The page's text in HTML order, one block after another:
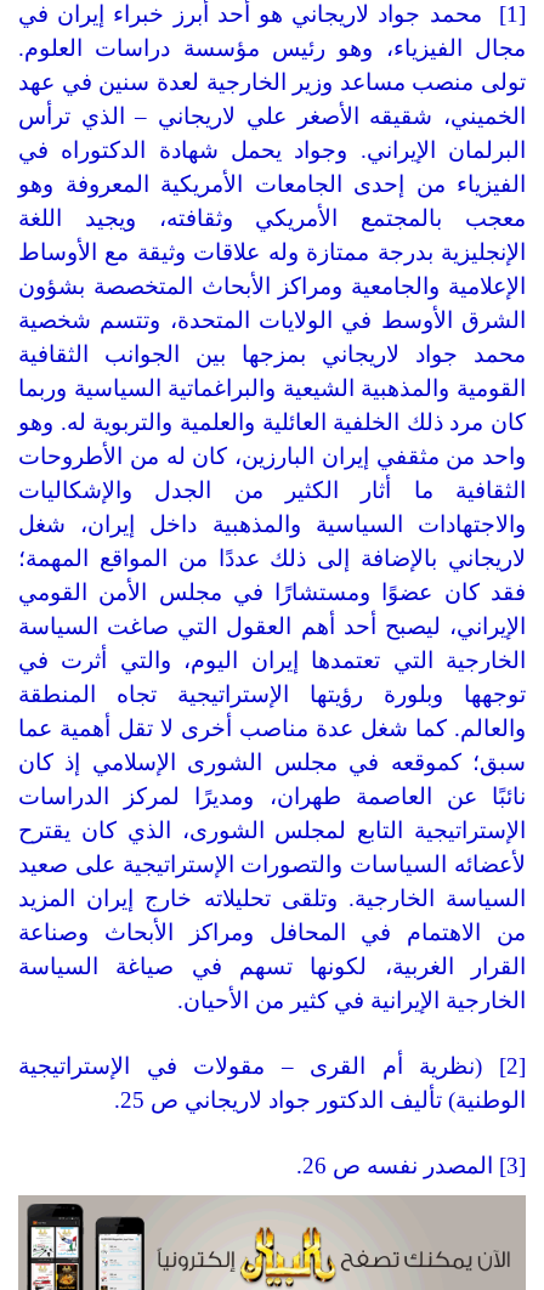
[1]
محمد جواد لاريجاني هو أحد أبرز خبراء إيران في
مجال الفيزياء، وهو رئيس مؤسسة دراسات العلوم.
تولى منصب مساعد وزير الخارجية لعدة سنين في عهد
الخميني، شقيقه الأصغر علي لاريجاني –
الذي ترأس
البرلمان الإيراني. وجواد يحمل شهادة الدكتوراه في
الفيزياء من إحدى الجامعات الأمريكية المعروفة وهو
معجب بالمجتمع الأمريكي وثقافته، ويجيد اللغة
الإنجليزية بدرجة ممتازة وله علاقات وثيقة مع الأوساط
الإعلامية والجامعية ومراكز الأبحاث المتخصصة بشؤون
الشرق الأوسط في الولايات المتحدة، وتتسم شخصية
محمد جواد لاريجاني بمزجها بين الجوانب الثقافية
القومية والمذهبية الشيعية والبراغماتية السياسية وربما
كان مرد ذلك الخلفية العائلية والعلمية والتربوية له. وهو
واحد من مثقفي إيران البارزين، كان له من الأطروحات
الثقافية ما أثار الكثير من الجدل والإشكاليات
والاجتهادات السياسية والمذهبية داخل إيران، شغل
لاريجاني بالإضافة إلى ذلك عددًا من المواقع المهمة؛
فقد كان عضوًا ومستشارًا في مجلس الأمن القومي
الإيراني، ليصبح أحد أهم العقول التي صاغت السياسة
الخارجية التي تعتمدها إيران اليوم، والتي أثرت في
توجهها وبلورة رؤيتها الإستراتيجية تجاه المنطقة
والعالم. كما شغل عدة مناصب أخرى لا تقل أهمية عما
سبق؛ كموقعه في مجلس الشورى الإسلامي إذ كان
نائبًا عن العاصمة طهران، ومديرًا لمركز الدراسات
الإستراتيجية التابع لمجلس الشورى، الذي كان يقترح
لأعضائه السياسات والتصورات الإستراتيجية على صعيد
السياسة الخارجية. وتلقى تحليلاته خارج إيران المزيد
من الاهتمام في المحافل ومراكز الأبحاث وصناعة
القرار الغربية، لكونها تسهم في صياغة السياسة
الخارجية الإيرانية في كثير من الأحيان.
[2] ( نظرية أم القرى– مقولات في الإستراتيجية
الوطنية) تأليف الدكتور جواد لاريجاني ص
[3] المصدر نفسه ص